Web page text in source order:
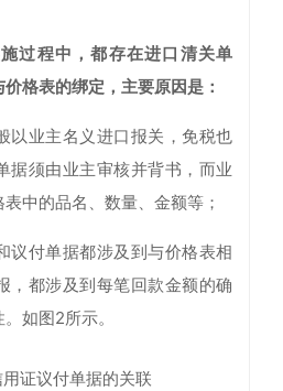
过程中，都存在进口清关单
格表的绑定，主要原因是：
以业主名义进口报关，免税也
据须由业主审核并背书，而业
中的品名、数量、金额等；
议付单据都涉及到与价格表相
，都涉及到每笔回款金额的确
如图2所示。
证议付单据的关联